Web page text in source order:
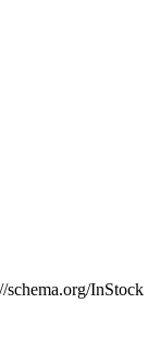
schema.org/InStock